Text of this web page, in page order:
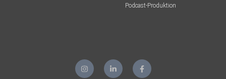
Podcast-Produktion